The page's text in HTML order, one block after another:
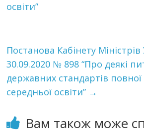
освіти”
Постанова Кабінету Міністрів
30.09.2020 № 898 “Про деякі
державних стандартів повної
середньої освіти” →
Вам також може